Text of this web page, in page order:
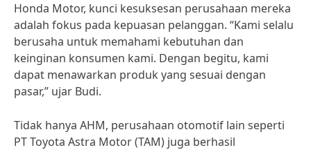
Honda Motor, kunci kesuksesan perusahaan mereka
adalah fokus pada kepuasan pelanggan. “Kami selalu
berusaha untuk memahami kebutuhan dan
keinginan konsumen kami. Dengan begitu, kami
dapat menawarkan produk yang sesuai dengan
pasar,” ujar Budi.
Tidak hanya AHM, perusahaan otomotif lain seperti
PT Toyota Astra Motor (TAM) juga berhasil